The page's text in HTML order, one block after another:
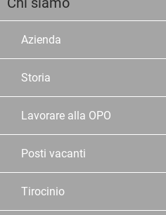
Azienda
Storia
Lavorare alla OPO
Posti vacanti
Tirocinio